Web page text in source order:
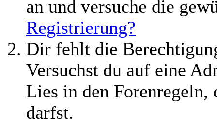
an und versuche die
Registrierung?
Dir fehlt die
Versuchst du auf eine
Lies in den
darfst.